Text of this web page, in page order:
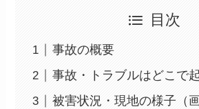
目次
事故の概要
事故・トラブルはどこで
被害状況・現地の様子（